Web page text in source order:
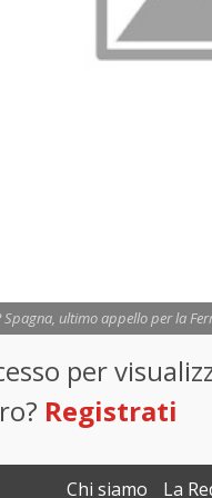
Spagna, ultimo appello per la
per
Registrati
Chi siamo La